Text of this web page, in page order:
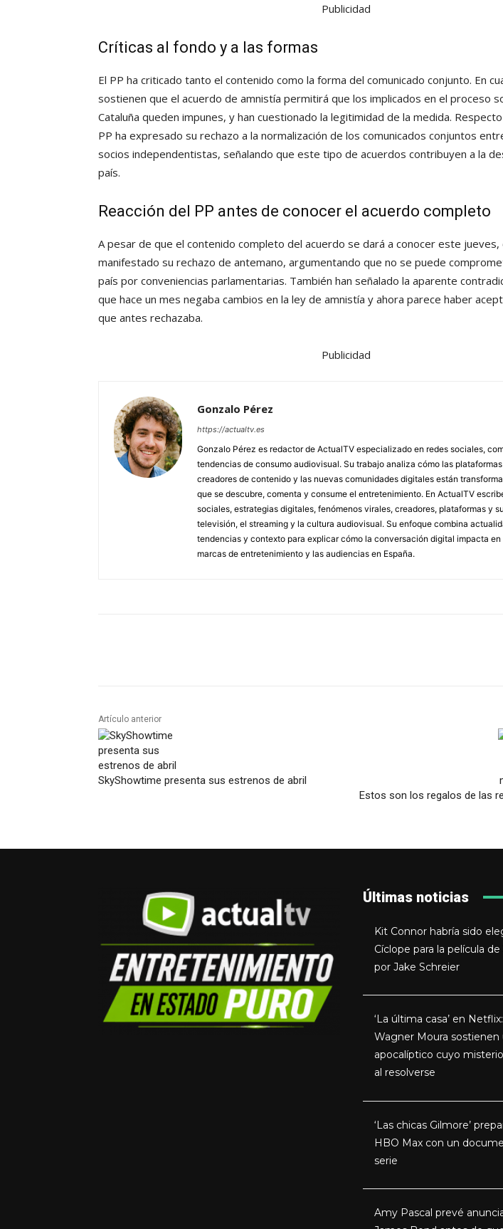
Publicidad
Críticas al fondo y a las formas
El PP ha criticado tanto el contenido como la forma del comunicado conjunto. En
sostienen que el acuerdo de amnistía permitirá que los implicados en el proceso
Cataluña queden impunes, y han cuestionado la legitimidad de la medida.
PP ha expresado su rechazo a la normalización de los comunicados conjuntos
socios independentistas, señalando que este tipo de acuerdos contribuyen a la
país.
Reacción del PP antes de conocer el acuerdo completo
A pesar de que el contenido completo del acuerdo se dará a conocer este jueves,
manifestado su rechazo de antemano, argumentando que no se puede
país por conveniencias parlamentarias. También han señalado la aparente
que hace un mes negaba cambios en la ley de amnistía y ahora parece haber
que antes rechazaba.
Publicidad
Gonzalo Pérez
https://actualtv.es
Gonzalo Pérez es redactor de ActualTV especializado en redes sociales,
tendencias de consumo audiovisual. Su trabajo analiza cómo las
creadores de contenido y las nuevas comunidades digitales están
que se descubre, comenta y consume el entretenimiento. En ActualTV
sociales, estrategias digitales, fenómenos virales, creadores, plataformas y
televisión, el streaming y la cultura audiovisual. Su enfoque combina
tendencias y contexto para explicar cómo la conversación digital impacta en
marcas de entretenimiento y las audiencias en España.
Artículo anterior
SkyShowtime presenta sus estrenos de abril
Estos son los regalos de las
Últimas noticias
Kit Connor habría sido
Cíclope para la película
por Jake Schreier
‘La última casa’ en
Wagner Moura sostienen
apocalíptico cuyo
al resolverse
‘Las chicas Gilmore’
HBO Max con un
serie
Amy Pascal prevé